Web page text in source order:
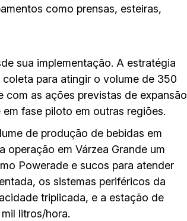
como prensas, esteiras,
sua implementação. A estratégia
para atingir o volume de 350
com as ações previstas de expansão
fase piloto em outras regiões.
de produção de bebidas em
operação em Várzea Grande um
Powerade e sucos para atender
os sistemas periféricos da
triplicada, e a estação de
litros/hora.